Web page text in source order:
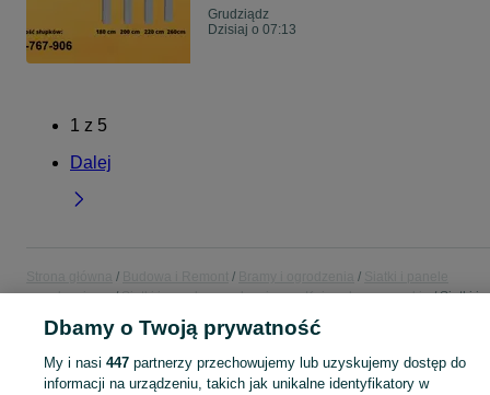
Grudziądz
Dzisiaj o 07:13
1 z 5
Dalej
ogrodzeniowe
Siatki i panele ogrodzeniowe - Kujawsko-pomorskie
Siatki i
panele ogrodzeniowe - Grudziądz
KATEGORIA
Dbamy o Twoją prywatność
My i nasi 447partnerzy przechowujemy lub uzyskujemy dostęp do
informacji na urządzeniu, takich jak unikalne identyfikatory w